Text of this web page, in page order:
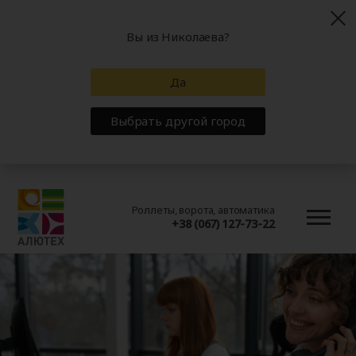
Роллеты, ворота, автоматика
+38 (067) 127-73-22
Вы из Николаева?
Да
Выбрать другой город